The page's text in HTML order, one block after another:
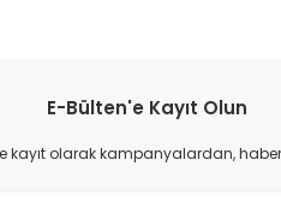
olmalı.
E-Bülten'e Kayıt Olun
kayıt olarak kampanyalardan,